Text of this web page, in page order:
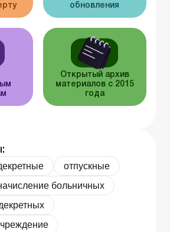
обновления
Открытый архив
материалов с 2015
года
отпускные
больничных